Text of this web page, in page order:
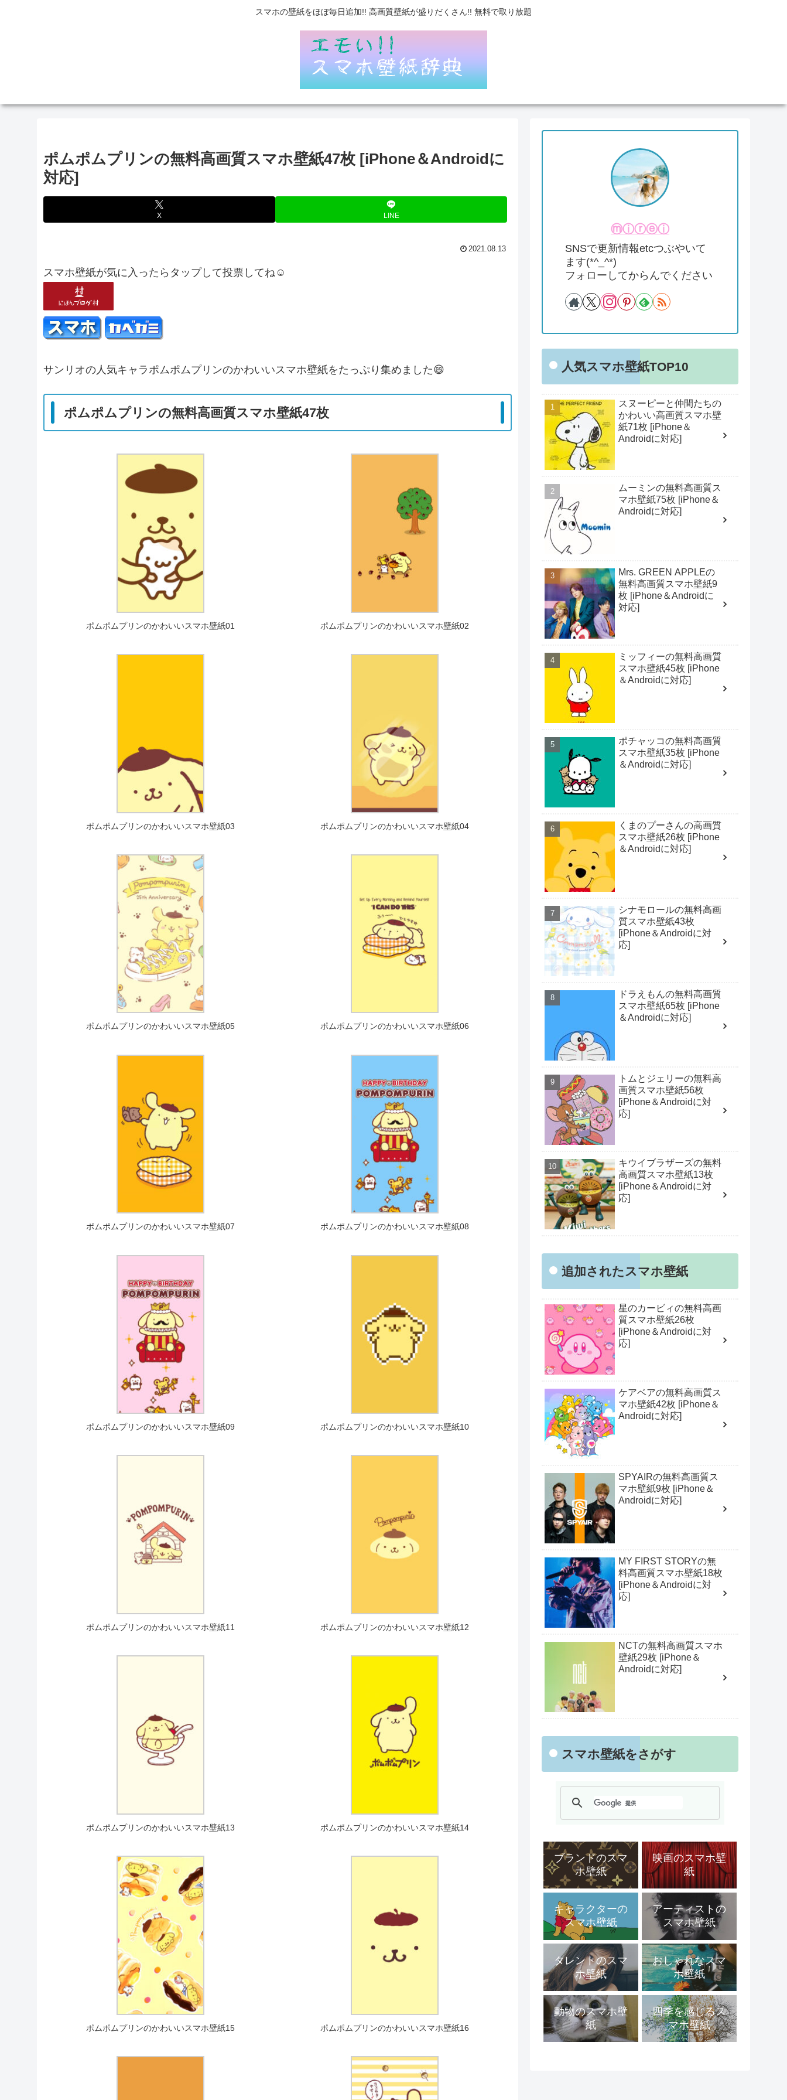
スマホの壁紙をほぼ毎日追加!! 高画質壁紙が盛りだくさん!! 無料で取り放題
ポムポムプリンの無料高画質スマホ壁紙47枚 [iPhone＆Androidに
対応]
X LINE
2021.08.13
スマホ壁紙が気に入ったらタップして投票してね☺
サンリオの人気キャラポムポムプリンのかわいいスマホ壁紙をたっぷり集めました😄
ポムポムプリンの無料高画質スマホ壁紙47枚
ポムポムプリンのかわいいスマホ壁紙01 ポムポムプリンのかわいいスマホ壁紙02
ポムポムプリンのかわいいスマホ壁紙03 ポムポムプリンのかわいいスマホ壁紙04
ポムポムプリンのかわいいスマホ壁紙05 ポムポムプリンのかわいいスマホ壁紙06
ポムポムプリンのかわいいスマホ壁紙07 ポムポムプリンのかわいいスマホ壁紙08
ポムポムプリンのかわいいスマホ壁紙09 ポムポムプリンのかわいいスマホ壁紙10
ポムポムプリンのかわいいスマホ壁紙11 ポムポムプリンのかわいいスマホ壁紙12
ポムポムプリンのかわいいスマホ壁紙13 ポムポムプリンのかわいいスマホ壁紙14
ポムポムプリンのかわいいスマホ壁紙15 ポムポムプリンのかわいいスマホ壁紙16
ⓜⓘⓡⓔⓘ
SNSで更新情報etcつぶやいて
ます(*^_^*)
フォローしてからんでください
人気スマホ壁紙TOP10
スヌーピーと仲間たちの
かわいい高画質スマホ壁
紙71枚 [iPhone＆
Androidに対応]
ムーミンの無料高画質ス
マホ壁紙75枚 [iPhone＆
Androidに対応]
Mrs. GREEN APPLEの
無料高画質スマホ壁紙9
枚 [iPhone＆Androidに
対応]
ミッフィーの無料高画質
スマホ壁紙45枚 [iPhone
＆Androidに対応]
ポチャッコの無料高画質
スマホ壁紙35枚 [iPhone
＆Androidに対応]
くまのプーさんの高画質
スマホ壁紙26枚 [iPhone
＆Androidに対応]
シナモロールの無料高画
質スマホ壁紙43枚
[iPhone＆Androidに対
応]
ドラえもんの無料高画質
スマホ壁紙65枚 [iPhone
＆Androidに対応]
トムとジェリーの無料高
画質スマホ壁紙56枚
[iPhone＆Androidに対
応]
キウイブラザーズの無料
高画質スマホ壁紙13枚
[iPhone＆Androidに対
応]
追加されたスマホ壁紙
星のカービィの無料高画
質スマホ壁紙26枚
[iPhone＆Androidに対
応]
ケアベアの無料高画質ス
マホ壁紙42枚 [iPhone＆
Androidに対応]
SPYAIRの無料高画質ス
マホ壁紙9枚 [iPhone＆
Androidに対応]
MY FIRST STORYの無
料高画質スマホ壁紙18枚
[iPhone＆Androidに対
応]
NCTの無料高画質スマホ
壁紙29枚 [iPhone＆
Androidに対応]
スマホ壁紙をさがす
ブランドのスマ
ホ壁紙
映画のスマホ壁
紙
キャラクターの
スマホ壁紙
アーティストの
スマホ壁紙
タレントのスマ
ホ壁紙
おしゃれなスマ
ホ壁紙
動物のスマホ壁
紙
四季を感じるス
マホ壁紙